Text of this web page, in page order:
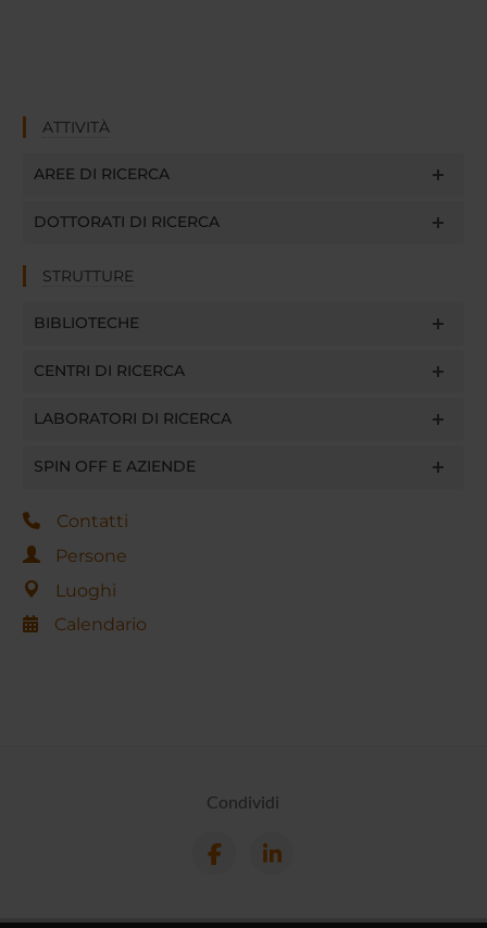
ATTIVITÀ
AREE DI RICERCA
DOTTORATI DI RICERCA
STRUTTURE
BIBLIOTECHE
CENTRI DI RICERCA
LABORATORI DI RICERCA
SPIN OFF E AZIENDE
Contatti
Persone
Luoghi
Calendario
Condividi